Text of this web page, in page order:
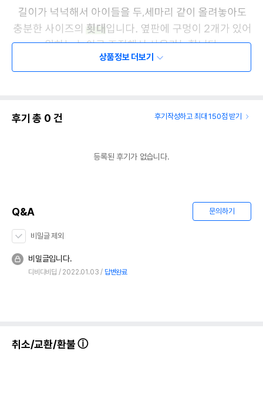
상품정보 더보기
후기 총 0 건 후기작성하고 최대 150점 받기
등록된 후기가 없습니다.
Q&A 문의하기
비밀글 제외
비밀글입니다.
디비디비딥 2022.01.03 답변완료
취소/교환/환불